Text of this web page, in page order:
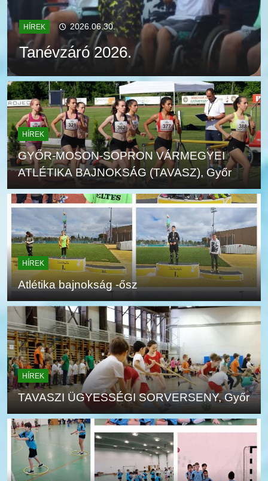
HÍREK 2026.06.30.
Tanévzáró 2026.
HÍREK
GYŐR-MOSON-SOPRON VÁRMEGYEI
ATLÉTIKA BAJNOKSÁG (TAVASZ), Győr
HÍREK
Atlétika bajnokság -ősz
HÍREK
TAVASZI ÜGYESSÉGI SORVERSENY, Győr